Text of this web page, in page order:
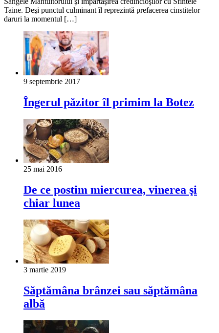
Taine. Deşi punctul culminant îl reprezintă prefacerea cinstitelor
daruri la momentul […]
9 septembrie 2017
Îngerul păzitor îl primim la Botez
25 mai 2016
De ce postim miercurea, vinerea şi
chiar lunea
3 martie 2019
Săptămâna brânzei sau săptămâna
albă